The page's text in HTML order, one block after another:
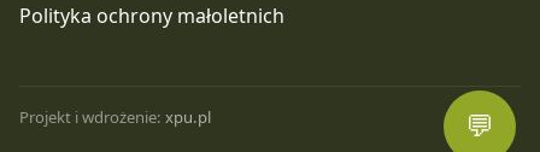
Polityka ochrony małoletnich
Projekt i wdrożenie: xpu.pl 💬